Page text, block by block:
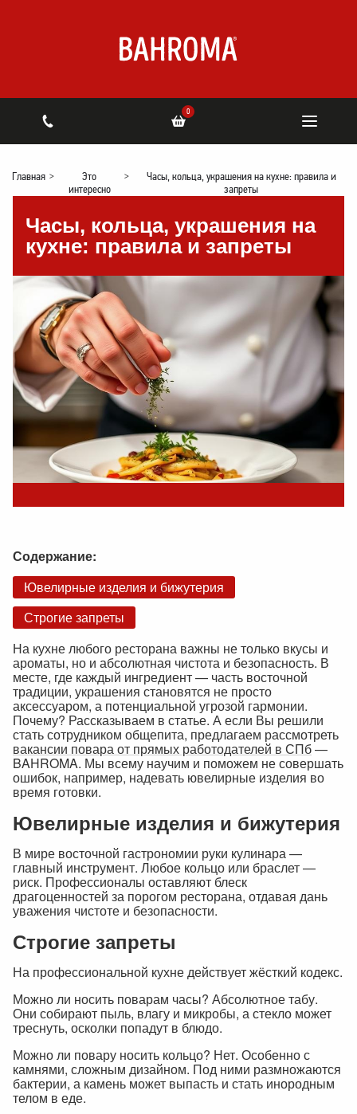
0
Главная >
Это
интересно
>
Часы, кольца, украшения на кухне: правила и
запреты
Часы, кольца, украшения на
кухне: правила и запреты
Содержание:
Ювелирные изделия и бижутерия
Строгие запреты
На кухне любого ресторана важны не только вкусы и
ароматы, но и абсолютная чистота и безопасность. В
месте, где каждый ингредиент — часть восточной
традиции, украшения становятся не просто
аксессуаром, а потенциальной угрозой гармонии.
Почему? Рассказываем в статье. А если Вы решили
стать сотрудником общепита, предлагаем рассмотреть
вакансии повара от прямых работодателей в СПб—
BAHROMA. Мы всему научим и поможем не совершать
ошибок, например, надевать ювелирные изделия во
время готовки.
Ювелирные изделия и бижутерия
В мире восточной гастрономии руки кулинара —
главный инструмент. Любое кольцо или браслет —
риск. Профессионалы оставляют блеск
драгоценностей за порогом ресторана, отдавая дань
уважения чистоте и безопасности.
Строгие запреты
На профессиональной кухне действует жёсткий кодекс.
Можно ли носить поварам часы? Абсолютное табу.
Они собирают пыль, влагу и микробы, а стекло может
треснуть, осколки попадут в блюдо.
Можно ли повару носить кольцо? Нет. Особенно с
камнями, сложным дизайном. Под ними размножаются
бактерии, а камень может выпасть и стать инородным
телом в еде.